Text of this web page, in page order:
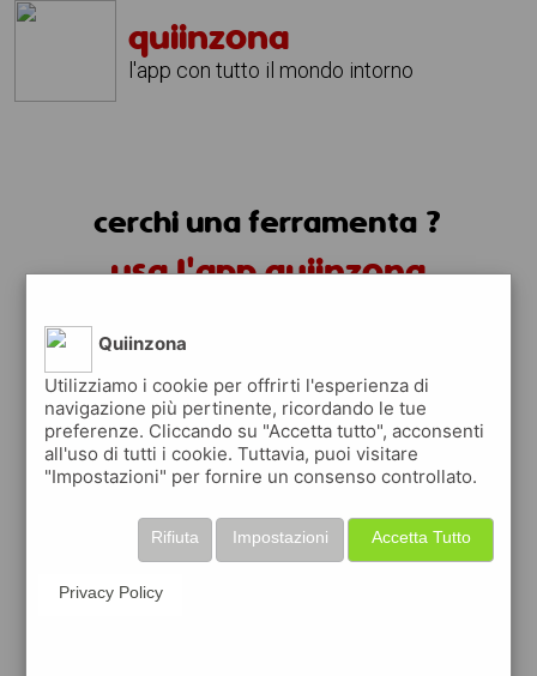
quiinzona
l'app con tutto il mondo intorno
cerchi una ferramenta ?
usa l'app quiinzona
trovi i negozi di ferramenta, negozi
articoli per la pittura, di forniture
elettriche,
Quiinzona
Utilizziamo i cookie per offrirti l'esperienza di
navigazione più pertinente, ricordando le tue
preferenze. Cliccando su "Accetta tutto", acconsenti
all'uso di tutti i cookie. Tuttavia, puoi visitare
"Impostazioni" per fornire un consenso controllato.
Accetta Tutto
Impostazioni
Rifiuta
Privacy Policy